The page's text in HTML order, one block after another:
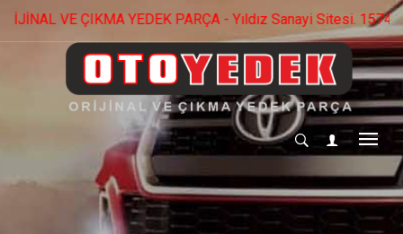
YEDEK PARÇA - Yıldız Sanayi Sitesi. 1574.Cad No: